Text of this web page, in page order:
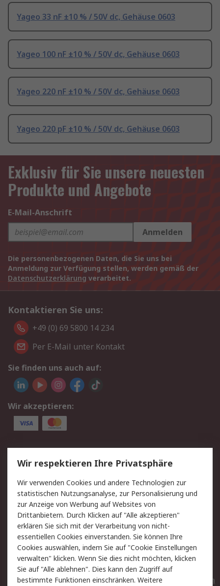
Yageo 33 nF ±10 % / 50V dc, Gehäuse 0603
Yageo 100 nF ±10 % / 50V dc, Gehäuse 0603
Yageo 220 nF ±10 % / 50V dc, Gehäuse 0603
Yageo 220 pF ±10 % / 50V dc, Gehäuse 0603
Exklusiv für Sie unsere neuesten
Produkte und Angebote
E-Mail-Anschrift
Anmelden
Die personenbezogenen Daten, die Sie uns bei
Anmeldung zur Verfügung stellen, werden gemäß der
Datenschutzerklärung verarbeitet.
Kontaktieren Sie uns:
+49 (0) 69 5800 14 234
Per E-Mail unter Kontakt
Sie finden uns auch auf:
Wir akzeptieren:
Service
Value Added Services
Lieferlösungen
Rücksendungen
Kontakt
Hilfe
Privatkunden
Rechtliches
AGB
Datenschutz
Cookie-Richtlinie
Zahlungsbedingungen
Copyright/Impressum
Entsorgung
Elektrogeräte/Batterien
Wir respektieren Ihre Privatsphäre
Wir verwenden Cookies und andere Technologien zur
statistischen Nutzungsanalyse, zur Personalisierung und
zur Anzeige von Werbung auf Websites von
Drittanbietern. Durch Klicken auf "Alle akzeptieren"
erklären Sie sich mit der Verarbeitung von nicht-
essentiellen Cookies einverstanden. Sie können Ihre
Cookies auswählen, indem Sie auf "Cookie Einstellungen
verwalten" klicken. Wenn Sie dies nicht möchten, klicken
Sie auf "Alle ablehnen". Dies kann den Zugriff auf
bestimmte Funktionen einschränken. Weitere